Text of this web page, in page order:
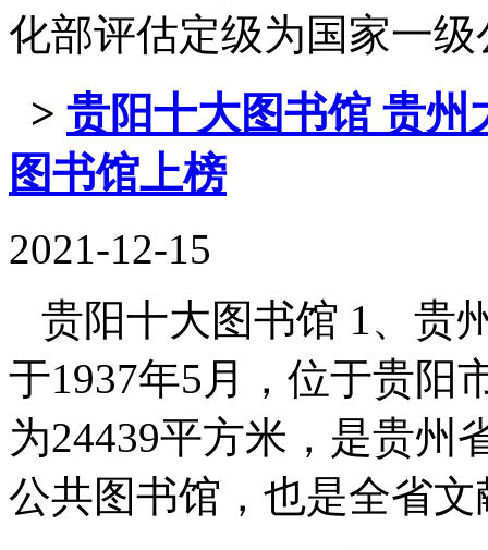
化部评估定级为国家一级
> 贵阳十大图书馆 贵
图书馆上榜
2021-12-15
贵阳十大图书馆 1、贵
于1937年5月，位于贵阳
为24439平方米，是贵州
公共图书馆，也是全省文